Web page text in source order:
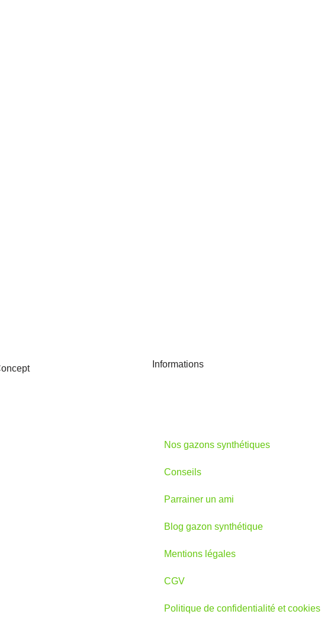
Informations
Nos gazons synthétiques
Conseils
Parrainer un ami
Blog gazon synthétique
Mentions légales
CGV
Politique de confidentialité et cookies